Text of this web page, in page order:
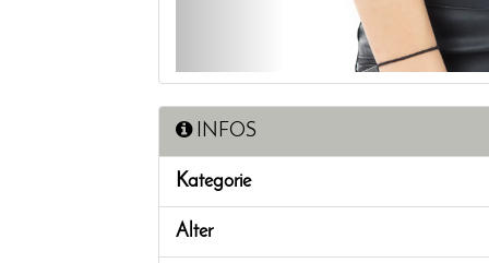
INFOS
Kategorie
Alter